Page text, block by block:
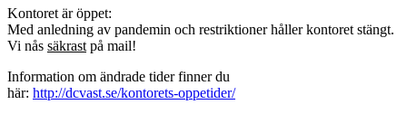
Kontoret är öppet:
Med anledning av pandemin och restriktioner håller kontoret stängt.
Vi nås säkrast på mail!
Information om ändrade tider finner du
här: http://dcvast.se/kontorets-oppetider/